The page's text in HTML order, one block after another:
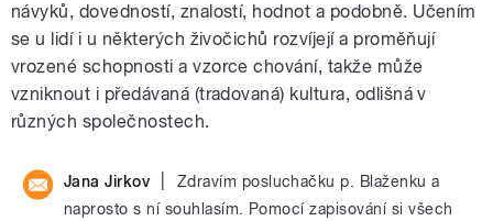
návyků, dovedností, znalostí, hodnot a podobně. Učením
se u lidí i u některých živočichů rozvíjejí a proměňují
vrozené schopnosti a vzorce chování, takže může
vzniknout i předávaná (tradovaná) kultura, odlišná v
různých společnostech.
Jana Jirkov
Zdravím posluchačku p. Blaženku a
naprosto s ní souhlasím. Pomocí zapisování si všech